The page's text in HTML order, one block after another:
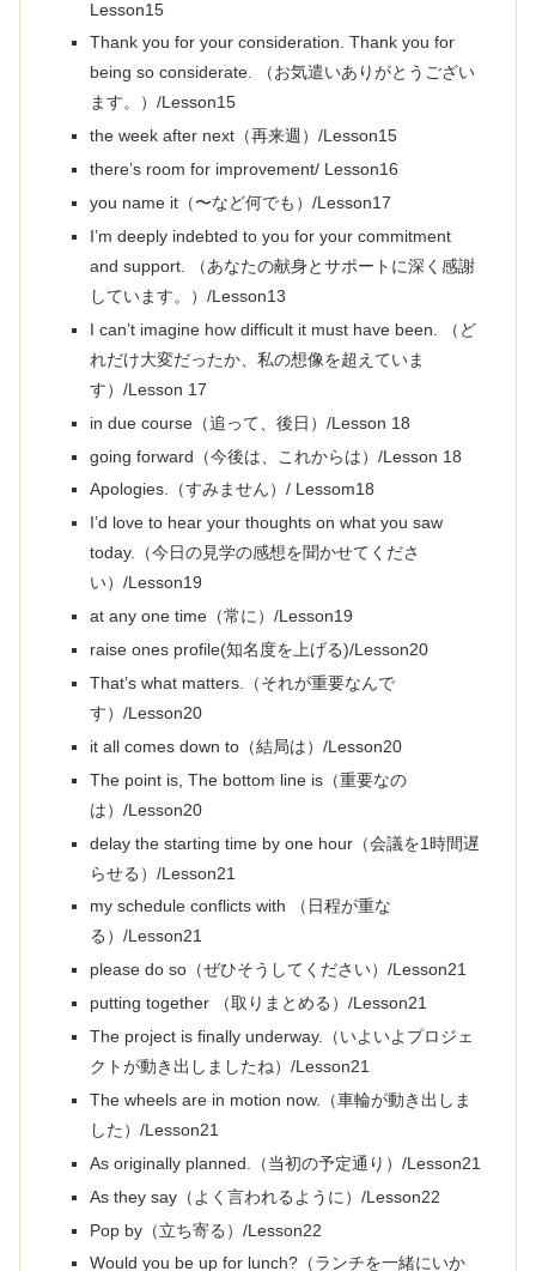
Lesson15
Thank you for your consideration. Thank you for
being so considerate. （お気遣いありがとうござい
ます。）/Lesson15
the week after next（再来週）/Lesson15
there’s room for improvement/ Lesson16
you name it（〜など何でも）/Lesson17
I’m deeply indebted to you for your commitment
and support. （あなたの献身とサポートに深く感謝
しています。）/Lesson13
I can’t imagine how difficult it must have been. （ど
れだけ大変だったか、私の想像を超えていま
す）/Lesson 17
in due course（追って、後日）/Lesson 18
going forward（今後は、これからは）/Lesson 18
Apologies.（すみません）/ Lessom18
I’d love to hear your thoughts on what you saw
today.（今日の見学の感想を聞かせてくださ
い）/Lesson19
at any one time（常に）/Lesson19
raise ones profile(知名度を上げる)/Lesson20
That’s what matters.（それが重要なんで
す）/Lesson20
it all comes down to（結局は）/Lesson20
The point is, The bottom line is（重要なの
は）/Lesson20
delay the starting time by one hour（会議を1時間遅
らせる）/Lesson21
my schedule conflicts with （日程が重な
る）/Lesson21
please do so（ぜひそうしてください）/Lesson21
putting together （取りまとめる）/Lesson21
The project is finally underway.（いよいよプロジェ
クトが動き出しましたね）/Lesson21
The wheels are in motion now.（車輪が動き出しま
した）/Lesson21
As originally planned.（当初の予定通り）/Lesson21
As they say（よく言われるように）/Lesson22
Pop by（立ち寄る）/Lesson22
Would you be up for lunch?（ランチを一緒にいか